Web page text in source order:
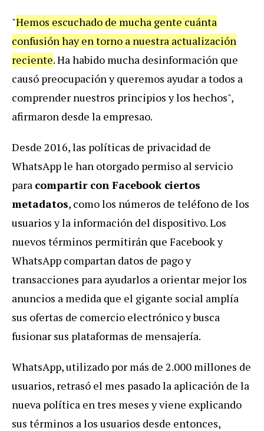
"Hemos escuchado de mucha gente cuánta
confusión hay en torno a nuestra actualización
reciente. Ha habido mucha desinformación que
causó preocupación y queremos ayudar a todos a
comprender nuestros principios y los hechos",
afirmaron desde la empresao.
Desde 2016, las políticas de privacidad de
WhatsApp le han otorgado permiso al servicio
para compartir con Facebook ciertos
metadatos, como los números de teléfono de los
usuarios y la información del dispositivo. Los
nuevos términos permitirán que Facebook y
WhatsApp compartan datos de pago y
transacciones para ayudarlos a orientar mejor los
anuncios a medida que el gigante social amplía
sus ofertas de comercio electrónico y busca
fusionar sus plataformas de mensajería.
WhatsApp, utilizado por más de 2.000 millones de
usuarios, retrasó el mes pasado la aplicación de la
nueva política en tres meses y viene explicando
sus términos a los usuarios desde entonces,